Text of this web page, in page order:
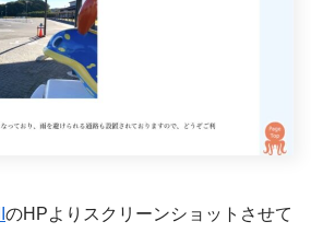
のHPよりスクリーンショットさせて